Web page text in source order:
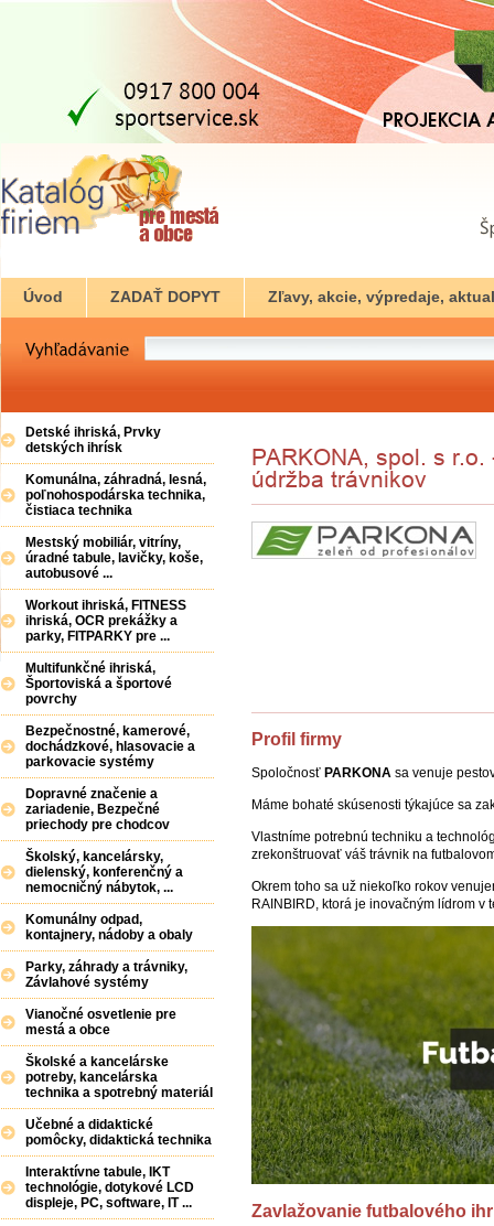
Úvod ZADAŤ DOPYT Zľavy, akcie, výpredaje,
Profil firmy
Spoločnosť PARKONA sa venuje
Máme bohaté skúsenosti týkajúce sa
Vlastníme potrebnú techniku a
zrekonštruovať váš trávnik na
Okrem toho sa už niekoľko rokov
RAINBIRD, ktorá je inovačným lídrom v
Zavlažovanie futbalového
Detské ihriská, Prvky
detských ihrísk
Komunálna, záhradná, lesná,
poľnohospodárska technika,
čistiaca technika
Mestský mobiliár, vitríny,
úradné tabule, lavičky, koše,
autobusové ...
Workout ihriská, FITNESS
ihriská, OCR prekážky a
parky, FITPARKY pre ...
Multifunkčné ihriská,
Športoviská a športové
povrchy
Bezpečnostné, kamerové,
dochádzkové, hlasovacie a
parkovacie systémy
Dopravné značenie a
zariadenie, Bezpečné
priechody pre chodcov
Školský, kancelársky,
dielenský, konferenčný a
nemocničný nábytok, ...
Komunálny odpad,
kontajnery, nádoby a obaly
Parky, záhrady a trávniky,
Závlahové systémy
Vianočné osvetlenie pre
mestá a obce
Školské a kancelárske
potreby, kancelárska
technika a spotrebný materiál
Učebné a didaktické
pomôcky, didaktická technika
Interaktívne tabule, IKT
technológie, dotykové LCD
displeje, PC, software, IT ...